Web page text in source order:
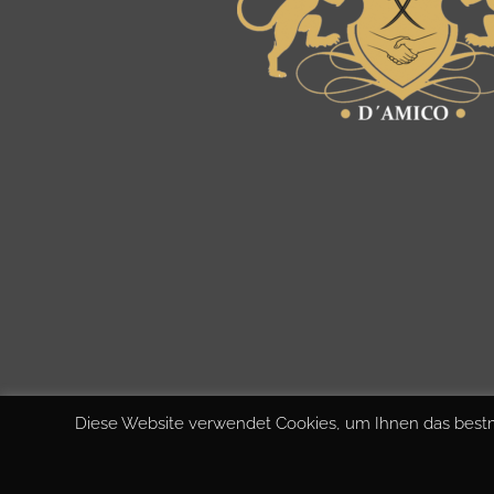
Diese Website verwendet Cookies, um Ihnen das